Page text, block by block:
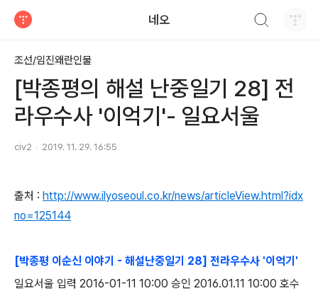
네오
조선/임진왜란인물
[박종평의 해설 난중일기 28] 전
라우수사 '이억기'- 일요서울
civ2 2019. 11. 29. 16:55
출처 : http://www.ilyoseoul.co.kr/news/articleView.html?idx
no=125144
[박종평 이순신 이야기 - 해설난중일기 28] 전라우수사 '이억기'
일요서울 입력 2016-01-11 10:00 승인 2016.01.11 10:00 호수